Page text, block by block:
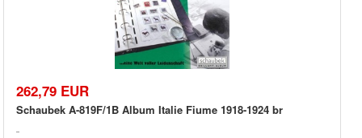
262,79 EUR
Schaubek A-819F/1B Album Italie Fiume 1918-1924 br